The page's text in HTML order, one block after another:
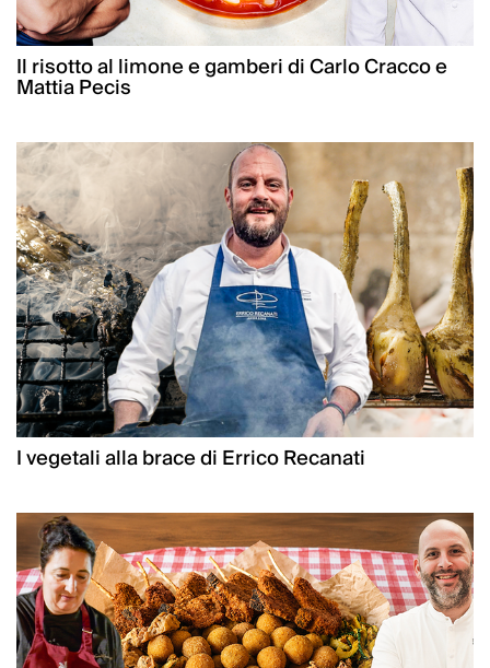
Il risotto al limone e gamberi di Carlo Cracco e
Mattia Pecis
I vegetali alla brace di Errico Recanati